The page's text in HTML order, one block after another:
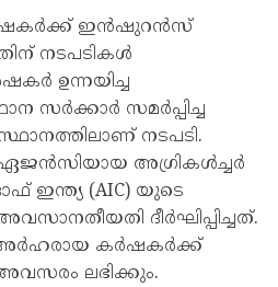
ഇൻഷുറൻസ്
നടപടികൾ
ഉന്നയിച്ച
സർക്കാർ സമർപ്പിച്ച
നടപടി.
ഏജൻസിയായ അഗ്രികൾച്ചർ
ഇന്ത്യ (AIC) യുടെ
ദീർഘിപ്പിച്ചത്.
കർഷകർക്ക്
ലഭിക്കും.